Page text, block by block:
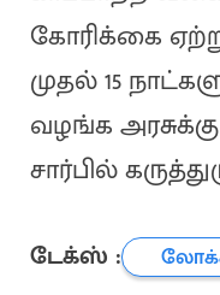
கோரிக்கை
முதல் 15
வழங்க
சார்பில்
டேக்ஸ் :